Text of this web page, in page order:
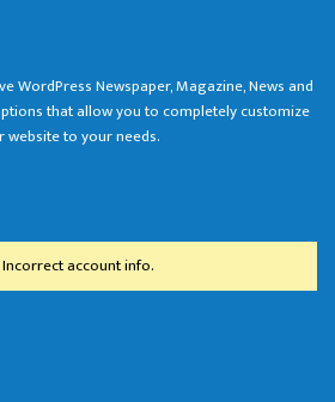
WordPress Newspaper, Magazine, News and
that allow you to completely customize
website to your needs.
account info.